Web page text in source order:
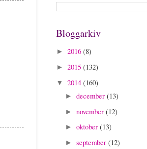
Bloggarkiv
► 2016 (8)
► 2015 (132)
▼ 2014 (160)
► december (13)
► november (12)
► oktober (13)
► september (12)